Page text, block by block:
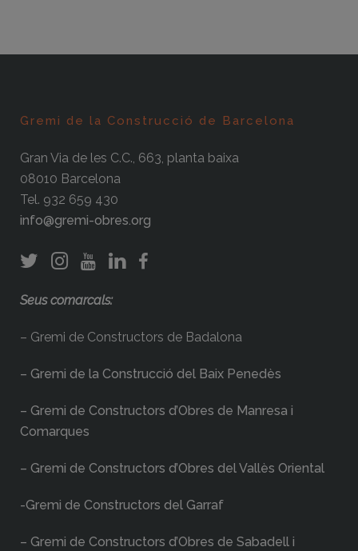
Gremi de la Construcció de Barcelona
Gran Via de les C.C., 663, planta baixa
08010 Barcelona
Tel. 932 659 430
info@gremi-obres.org
Seus comarcals:
– Gremi de Constructors de Badalona
– Gremi de la Construcció del Baix Penedès
– Gremi de Constructors d’Obres de Manresa i
Comarques
– Gremi de Constructors d’Obres del Vallès Oriental
-Gremi de Constructors del Garraf
– Gremi de Constructors d’Obres de Sabadell i